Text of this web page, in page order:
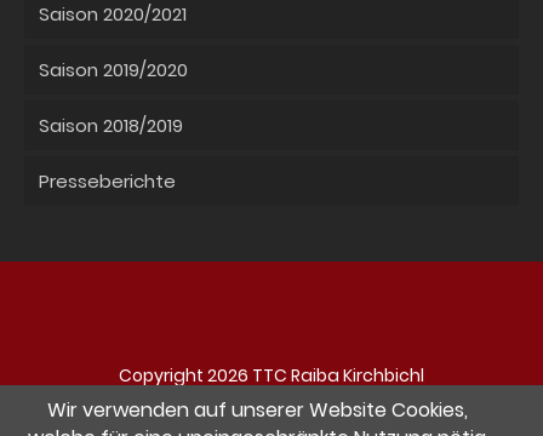
Saison 2020/2021
Saison 2019/2020
Saison 2018/2019
Presseberichte
Copyright 2026 TTC Raiba Kirchbichl
Navigation
überspringen
Impressum Datenschutz Kontakt
Wir verwenden auf unserer Website Cookies,